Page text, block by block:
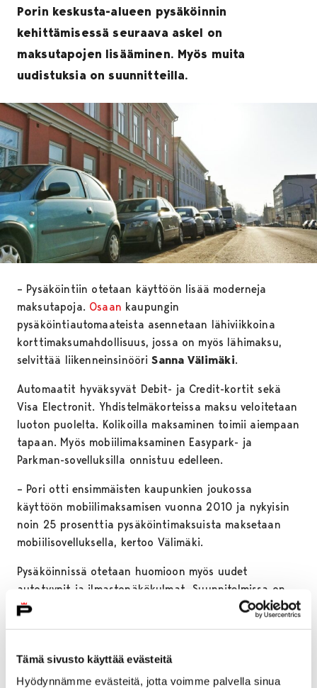
Tämä sivusto käyttää evästeitä
Hyödynnämme evästeitä, jotta voimme palvella sinua
Porin keskusta-alueen pysäköinnin
kehittämisessä seuraava askel on
maksutapojen lisääminen. Myös muita
uudistuksia on suunnitteilla.
– Pysäköintiin otetaan käyttöön lisää moderneja
maksutapoja. Osaan kaupungin
pysäköintiautomaateista asennetaan lähiviikkoina
korttimaksumahdollisuus, jossa on myös lähimaksu,
selvittää liikenneinsinööriSanna Välimäki.
Automaatit hyväksyvät Debit- ja Credit-kortit sekä
Visa Electronit. Yhdistelmäkorteissa maksu veloitetaan
luoton puolelta. Kolikoilla maksaminen toimii aiempaan
tapaan. Myös mobiilimaksaminen Easypark- ja
Parkman-sovelluksilla onnistuu edelleen.
– Pori otti ensimmäisten kaupunkien joukossa
käyttöön mobiilimaksamisen vuonna 2010 ja nykyisin
noin 25 prosenttia pysäköintimaksuista maksetaan
mobiilisovelluksella, kertoo Välimäki.
Pysäköinnissä otetaan huomioon myös uudet
autotyypit ja ilmastonäkökulmat. Suunnitelmissa on
laatia periaatteet yleisten alueiden käytöstä
pysäköintietuuksia tulevina vuosina.